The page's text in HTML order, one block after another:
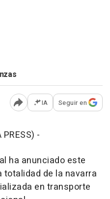
Abrir opciones para
IA Seguir en
PRESS) -
ha anunciado este
de la navarra
en transporte